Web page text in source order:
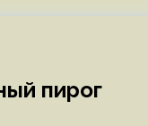
пирог